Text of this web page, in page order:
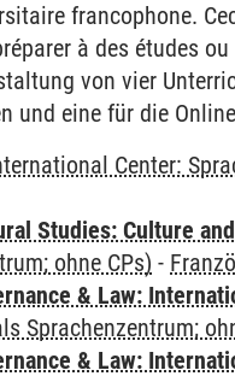
francophone.
à des études
von vier
und eine für die
Center:
Studies: Culture
ohne CPs) -
& Law:
Sprachenzentrum;
& Law: